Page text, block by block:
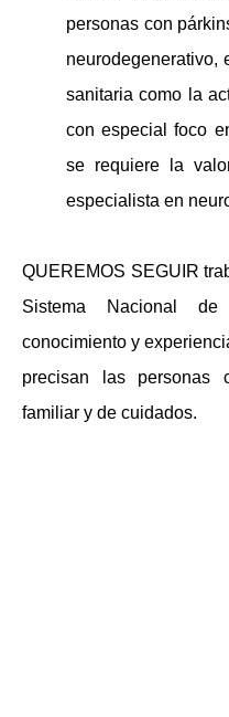
personas con
neurodegenerativo,
sanitaria como la
con especial foco
se requiere la
especialista en
QUEREMOS SEGUIR
Sistema Nacional de
conocimiento y
precisan las personas
familiar y de cuidados.